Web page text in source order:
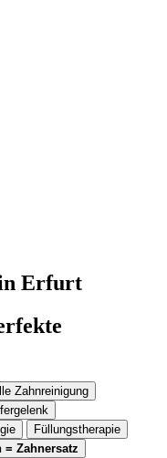
Erfurt
Zahnreinigung
Füllungstherapie
Zahnersatz